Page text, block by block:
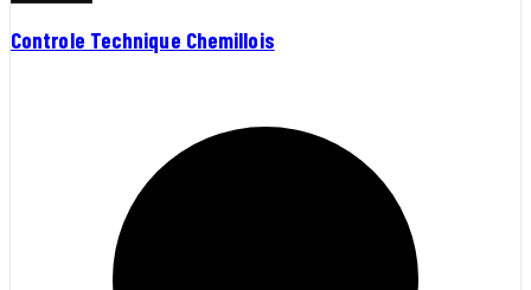
Controle Technique Chemillois